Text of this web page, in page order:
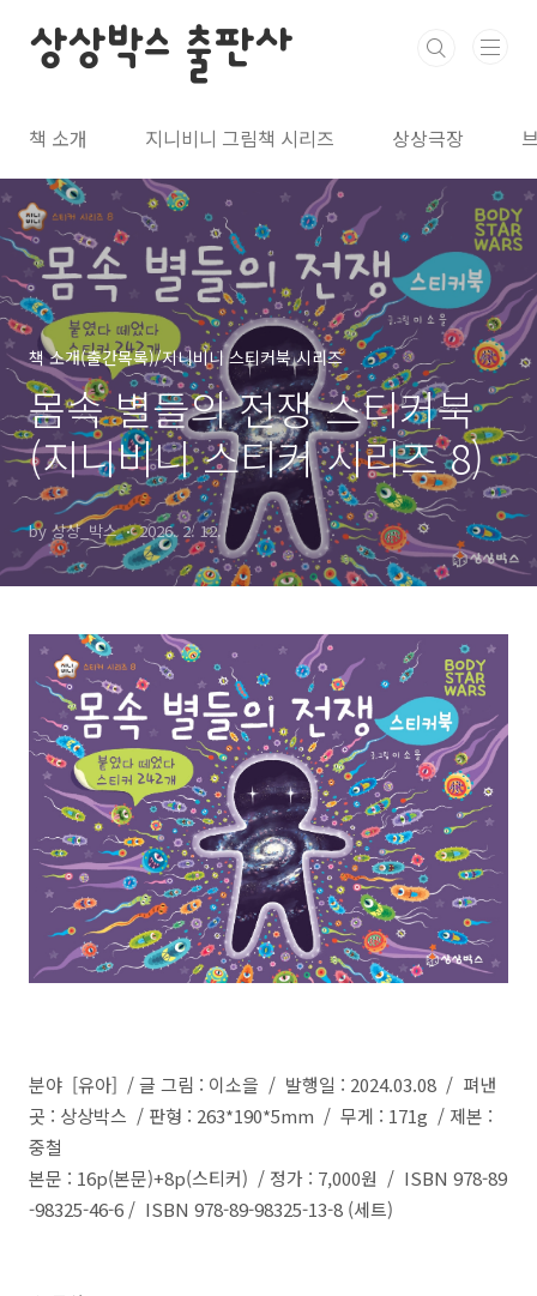
상상박스 출판사
책 소개 지니비니 그림책 시리즈 상상극장
책 소개(출간목록)/지니비니 스티커북 시리즈
몸속 별들의 전쟁 스티커북
(지니비니 스티커 시리즈 8)
by 상상_박스 2026. 2. 12.
분야 [유아] /글 그림 : 이소을 / 발행일 : 2024.03.08 / 펴낸
곳 : 상상박스 / 판형 : 263*190*5mm / 무게 : 171g / 제본 :
중철
본문 : 16p(본문)+8p(스티커) / 정가 : 7,000원 / ISBN 978-89
-98325-46-6 / ISBN 978-89-98325-13-8 (세트)